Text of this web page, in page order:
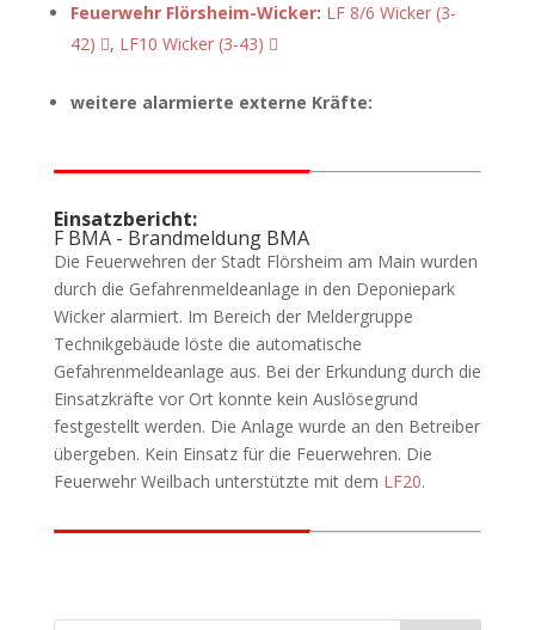
Feuerwehr Flörsheim-Wicker: LF 8/6 Wicker (3-
42)
, LF10 Wicker (3-43)
weitere alarmierte externe Kräfte:
Einsatzbericht:
F BMA - Brandmeldung BMA
Die Feuerwehren der Stadt Flörsheim am Main wurden
durch die Gefahrenmeldeanlage in den Deponiepark
Wicker alarmiert. Im Bereich der Meldergruppe
Technikgebäude löste die automatische
Gefahrenmeldeanlage aus. Bei der Erkundung durch die
Einsatzkräfte vor Ort konnte kein Auslösegrund
festgestellt werden. Die Anlage wurde an den Betreiber
übergeben. Kein Einsatz für die Feuerwehren. Die
Feuerwehr Weilbach unterstützte mit dem LF20.